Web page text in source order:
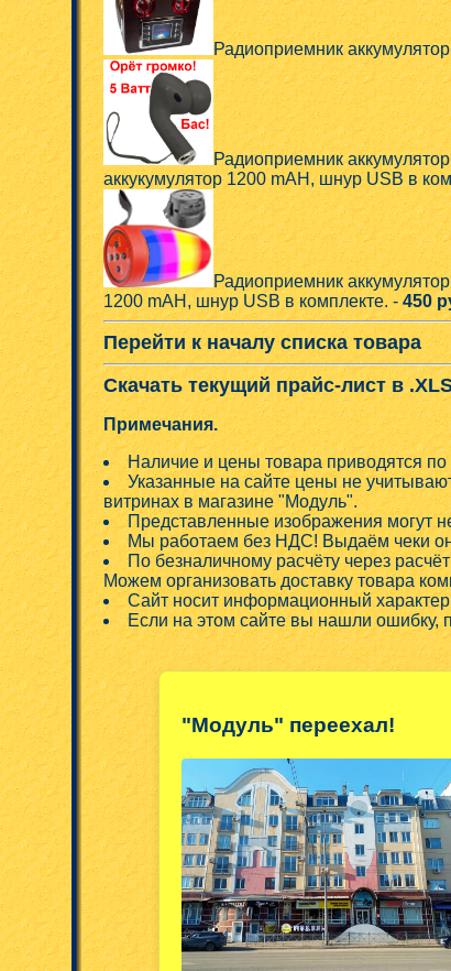
Радиоприемник
Радиоприемник
аккукумулятор 1200 mAH, шнур USB в
Радиоприемник
1200 mAH, шнур USB в комплекте. -450
Перейти к началу списка товара
Скачать текущий прайс-лист в
Примечания.
Наличие и цены товара приводятся
Указанные на сайте цены не
витринах в магазине "Модуль".
Представленные изображения могут
Мы работаем без НДС! Выдаём чеки
По безналичному расчёту через
Можем организовать доставку товара
Сайт носит информационный
Если на этом сайте вы нашли
"Модуль" переехал!